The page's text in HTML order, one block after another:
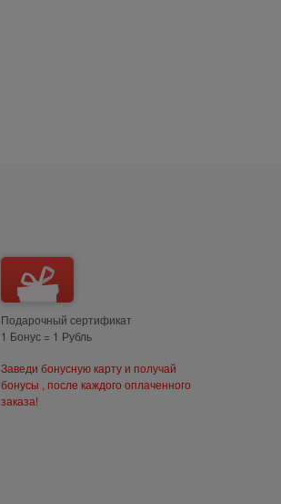
Подарочный сертификат
1 Бонус = 1 Рубль
Заведи бонусную карту и получай
бонусы , после каждого оплаченного
заказа!